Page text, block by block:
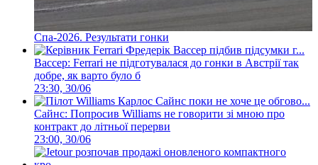
Спа-2026. Результати гонки
Вассер: Ferrari не підготувалася до гонки в Австрії так
добре, як варто було б
23:30, 30/06
Сайнс: Попросив Williams не говорити зі мною про
контракт до літньої перерви
23:00, 30/06